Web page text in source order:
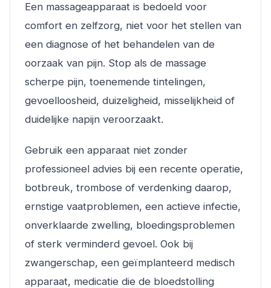
Een massageapparaat is bedoeld voor
comfort en zelfzorg, niet voor het stellen van
een diagnose of het behandelen van de
oorzaak van pijn. Stop als de massage
scherpe pijn, toenemende tintelingen,
gevoelloosheid, duizeligheid, misselijkheid of
duidelijke napijn veroorzaakt.
Gebruik een apparaat niet zonder
professioneel advies bij een recente operatie,
botbreuk, trombose of verdenking daarop,
ernstige vaatproblemen, een actieve infectie,
onverklaarde zwelling, bloedingsproblemen
of sterk verminderd gevoel. Ook bij
zwangerschap, een geïmplanteerd medisch
apparaat, medicatie die de bloedstolling